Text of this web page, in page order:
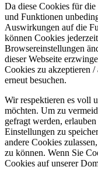
Da diese Cookies für
und Funktionen
Auswirkungen auf die
können Cookies
Browsereinstellungen
dieser Webseite
Cookies zu akzeptieren /
erneut besuchen.
Wir respektieren es voll
möchten. Um zu
gefragt werden,
Einstellungen zu
andere Cookies
zu können. Wenn Sie
Cookies auf unserer